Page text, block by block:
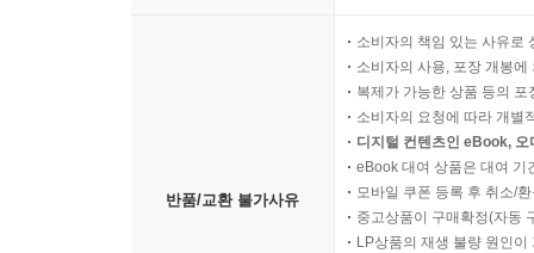
반품/교환 불가사유
소비자의 책임 있는 사유로
소비자의 사용, 포장 개봉
복제가 가능한 상품 등의
소비자의 요청에 따라 개별
디지털 컨텐츠인 eBook,
eBook 대여 상품은 대여 기
모바일 쿠폰 등록 후 취소/
중고상품이 구매확정(자동
LP상품의 재생 불량 원인